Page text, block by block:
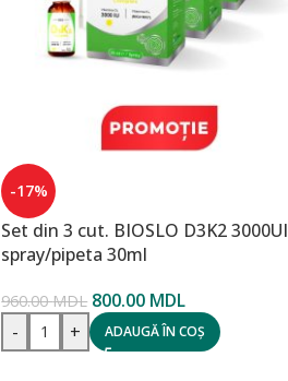
-17%
Set din 3 cut. BIOSLO D3K2 3000UI
spray/pipeta 30ml
960.00MDL 800.00 MDL
- + ADAUGĂ ÎN COȘ